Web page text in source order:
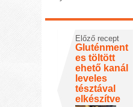
Előző recept
Gluténment
es töltött
ehető kanál
leveles
tésztával
elkészítve